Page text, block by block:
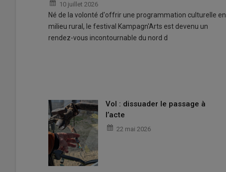
10 juillet 2026
Né de la volonté d'offrir une programmation culturelle en
milieu rural, le festival Kampagn'Arts est devenu un
rendez-vous incontournable du nord d
Vol : dissuader le passage à
l’acte
22 mai 2026